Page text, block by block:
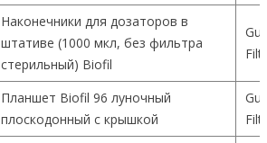
Наконечники для дозаторов в
штативе (1000 мкл, без фильтра
стерильный) Biofil
Планшет Biofil 96 луночный
плоскодонный с крышкой